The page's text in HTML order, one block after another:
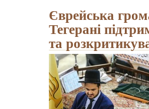
Єврейська
Тегерані
та